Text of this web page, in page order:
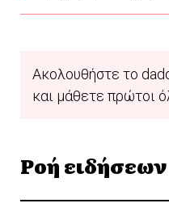
Ακολουθήστε το
και μάθετε πρώτοι
Ροή ειδήσεων